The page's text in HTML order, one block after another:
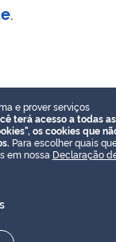
.
e prover serviços
terá acesso a todas as
os cookies que
Para escolher quais
em nossa Declaração